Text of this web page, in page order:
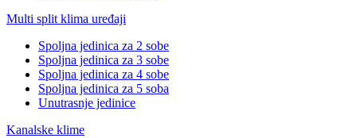
Multi split klima uređaji
Spoljna jedinica za 2 sobe
Spoljna jedinica za 3 sobe
Spoljna jedinica za 4 sobe
Spoljna jedinica za 5 soba
Unutrasnje jedinice
Kanalske klime